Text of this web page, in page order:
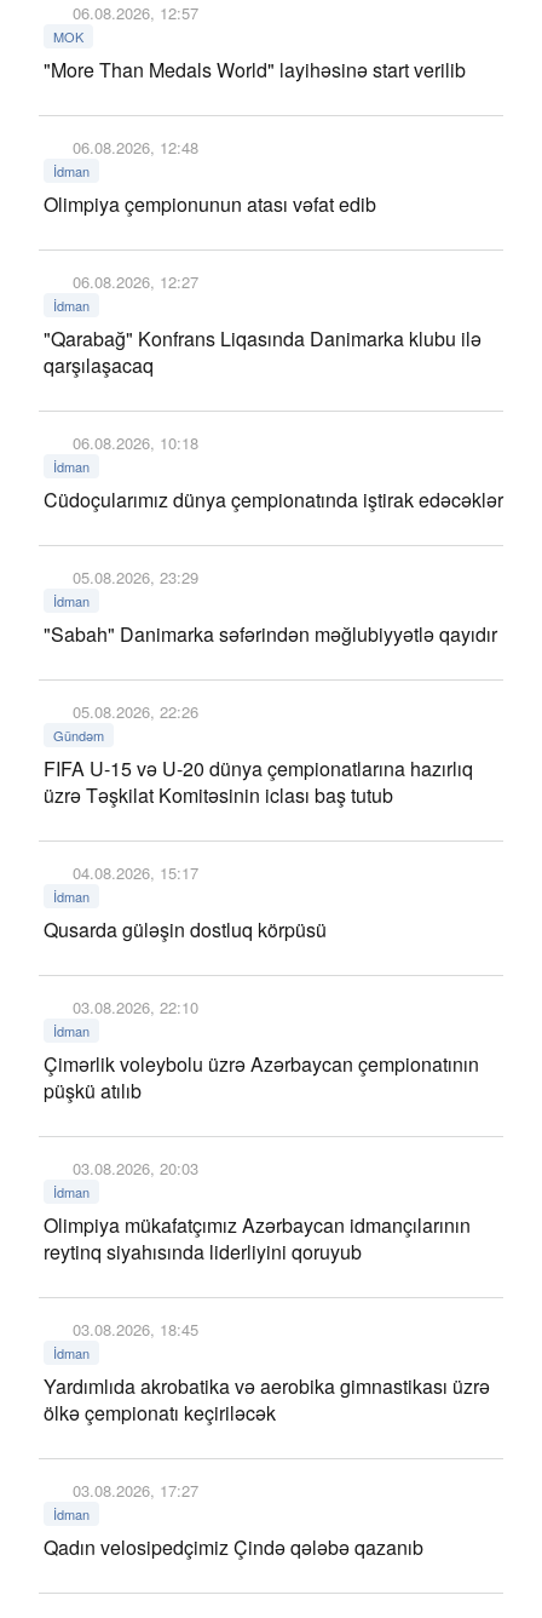
06.08.2026, 12:57
MOK
"More Than Medals World" layihəsinə start verilib
06.08.2026, 12:48
İdman
Olimpiya çempionunun atası vəfat edib
06.08.2026, 12:27
İdman
"Qarabağ" Konfrans Liqasında Danimarka klubu ilə
qarşılaşacaq
06.08.2026, 10:18
İdman
Cüdoçularımız dünya çempionatında iştirak edəcəklər
05.08.2026, 23:29
İdman
"Sabah" Danimarka səfərindən məğlubiyyətlə qayıdır
05.08.2026, 22:26
Gündəm
FIFA U-15 və U-20 dünya çempionatlarına hazırlıq
üzrə Təşkilat Komitəsinin iclası baş tutub
04.08.2026, 15:17
İdman
Qusarda güləşin dostluq körpüsü
03.08.2026, 22:10
İdman
Çimərlik voleybolu üzrə Azərbaycan çempionatının
püşkü atılıb
03.08.2026, 20:03
İdman
Olimpiya mükafatçımız Azərbaycan idmançılarının
reytinq siyahısında liderliyini qoruyub
03.08.2026, 18:45
İdman
Yardımlıda akrobatika və aerobika gimnastikası üzrə
ölkə çempionatı keçiriləcək
03.08.2026, 17:27
İdman
Qadın velosipedçimiz Çində qələbə qazanıb